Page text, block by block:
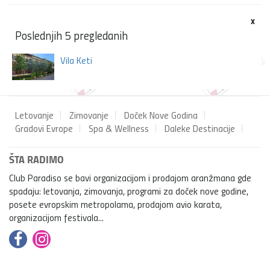
x
Poslednjih 5 pregledanih
Vila Keti
Letovanje Zimovanje
Doček Nove Godina
Gradovi Evrope
Spa & Wellness Daleke Destinacije
ŠTA RADIMO
Club Paradiso se bavi organizacijom i prodajom aranžmana gde
spadaju: letovanja, zimovanja, programi za doček nove godine,
posete evropskim metropolama, prodajom avio karata,
organizacijom festivala...